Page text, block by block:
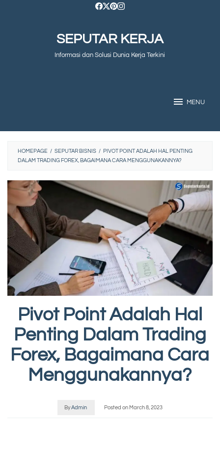
SEPUTAR KERJA
Informasi dan Solusi Dunia Kerja Terkini
MENU
HOMEPAGE / SEPUTAR BISNIS / PIVOT POINT ADALAH HAL PENTING
DALAM TRADING FOREX, BAGAIMANA CARA MENGGUNAKANNYA?
Pivot Point Adalah Hal
Penting Dalam Trading
Forex, Bagaimana Cara
Menggunakannya?
ByAdmin Posted on March 8, 2023